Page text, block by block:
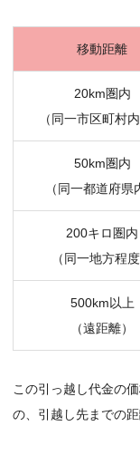
移動距離
20km圏内
（同一市区町村内
50km圏内
（同一都道府県
200キロ圏内
（同一地方程度
500km以上
（遠距離）
この引っ越し代金の
の、引越し先までの